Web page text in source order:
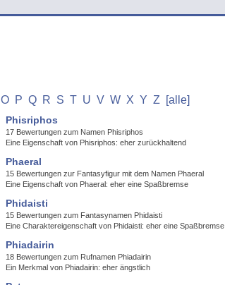
O P Q R S T U V W X Y Z [alle]
Phisriphos
17 Bewertungen zum Namen Phisriphos
Eine Eigenschaft von Phisriphos: eher zurückhaltend
Phaeral
15 Bewertungen zur Fantasyfigur mit dem Namen Phaeral
Eine Eigenschaft von Phaeral: eher eine Spaßbremse
Phidaisti
15 Bewertungen zum Fantasynamen Phidaisti
Eine Charaktereigenschaft von Phidaisti: eher eine Spaßbremse
Phiadairin
18 Bewertungen zum Rufnamen Phiadairin
Ein Merkmal von Phiadairin: eher ängstlich